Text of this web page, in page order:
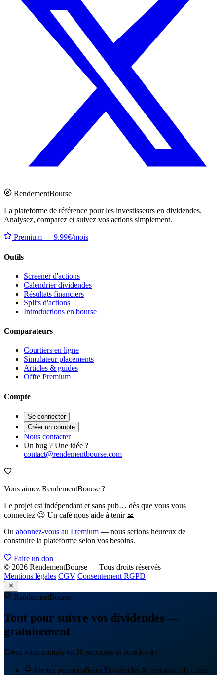
RendementBourse
La plateforme de référence pour les investisseurs en dividendes.
Analysez, comparez et suivez vos actions simplement.
Premium — 9.99€/mois
Outils
Screener d'actions
Calendrier dividendes
Résultats financiers
Splits d'actions
Introductions en bourse
Comparateurs
Courtiers en ligne
Simulateur placements
Articles & guides
Offre Premium
Compte
Se connecter
Créer un compte
Nous contacter
Un bug ? Une idée ?
contact@rendementbourse.com
Vous aimez RendementBourse ?
Le projet est indépendant et sans pub… dès que vous vous
connectez 😉 Un café nous aide à tenir 🙏
Ou abonnez-vous au Premium — nous serions heureux de
construire la plateforme selon vos besoins.
Faire un don
© 2026 RendementBourse — Tous droits réservés
Mentions légales CGV Consentement RGPD
RendementBourse
Tout pour suivre vos dividendes —
gratuitement
Créez votre compte en 30 secondes et accédez à :
Alertes personnalisées Dividendes & variations de cours